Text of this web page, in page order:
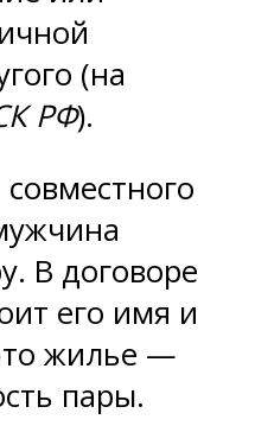
(на
РФ).
В договоре
его имя и
жилье —
пары.